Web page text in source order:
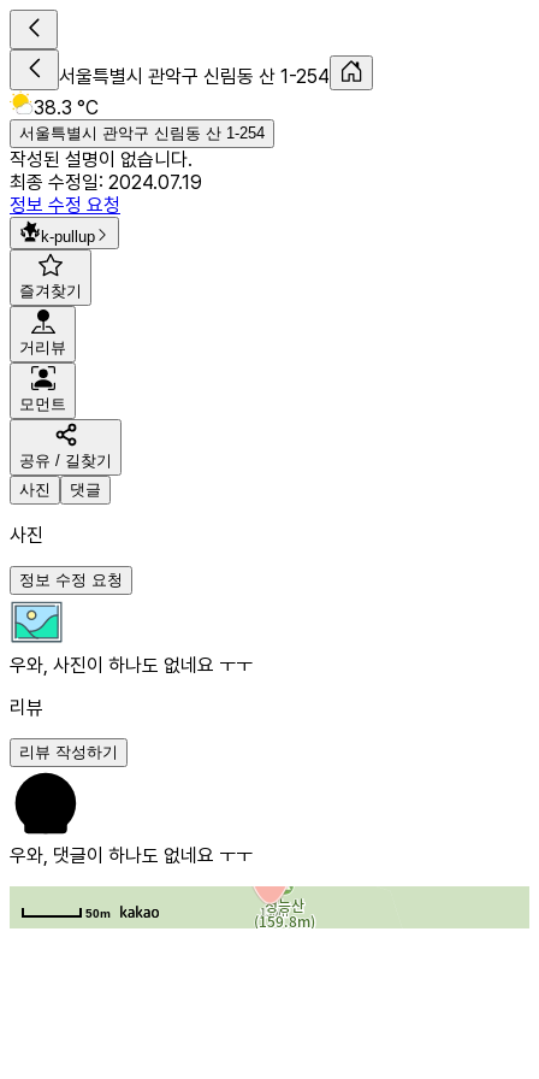
서울특별시 관악구 신림동 산 1-254
38.3 °C
서울특별시 관악구 신림동 산 1-254
작성된 설명이 없습니다.
최종 수정일: 2024.07.19
정보 수정 요청
k-pullup
즐겨찾기
거리뷰
모먼트
공유 / 길찾기
사진
댓글
사진
정보 수정 요청
우와, 사진이 하나도 없네요 ㅜㅜ
리뷰
리뷰 작성하기
우와, 댓글이 하나도 없네요 ㅜㅜ
50m